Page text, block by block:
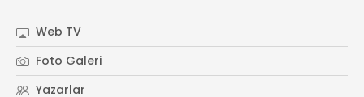
Web TV
Foto Galeri
Yazarlar